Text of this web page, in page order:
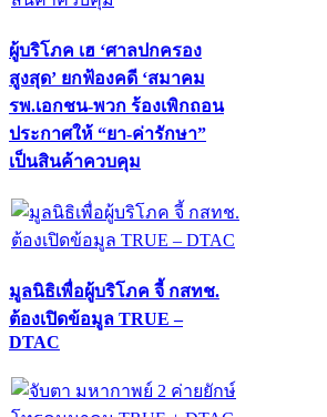
ผู้บริโภค เฮ ‘ศาลปกครอง
สูงสุด’ ยกฟ้องคดี ‘สมาคม
รพ.เอกชน-พวก ร้องเพิกถอน
ประกาศให้ “ยา-ค่ารักษา”
เป็นสินค้าควบคุม
มูลนิธิเพื่อผู้บริโภค จี้ กสทช.
ต้องเปิดข้อมูล TRUE –
DTAC